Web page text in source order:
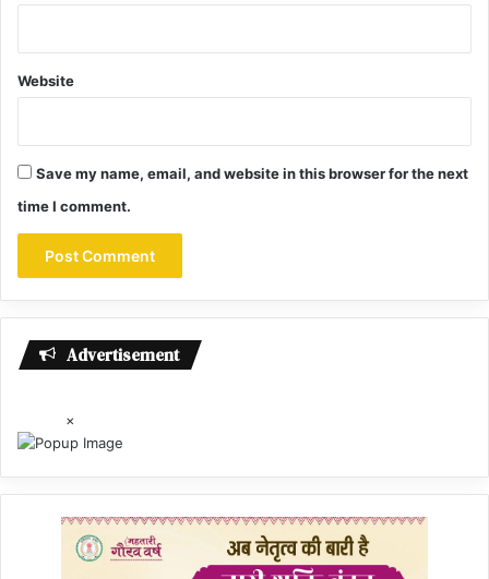
Website
Save my name, email, and website in this browser for the next
time I comment.
Advertisement
×